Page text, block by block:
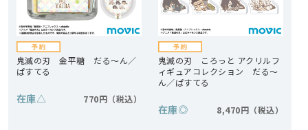
鬼滅の刃 金平糖 だる～ん／
ぱすてる
在庫△ 770円
鬼滅の刃 ころっと アクリルフ
ィギュアコレクション だる～
ん／ぱすてる
在庫◎ 8,470円